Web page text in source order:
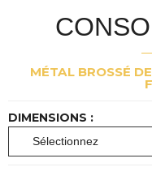
MÉTAL BROSSÉ
DIMENSIONS :